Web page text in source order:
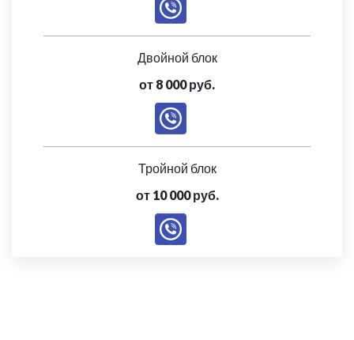
Двойной блок
от 8 000 руб.
Тройной блок
от 10 000 руб.